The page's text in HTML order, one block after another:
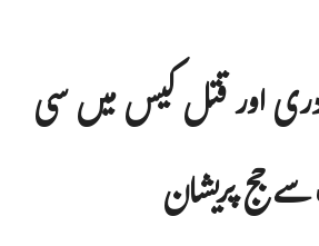
اور قتل کیس میں سی
جج پریشان